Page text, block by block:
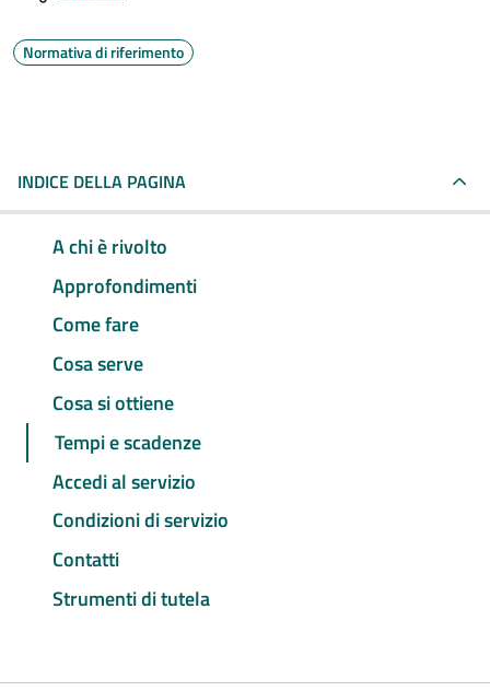
Normativa di riferimento
INDICE DELLA PAGINA
A chi è rivolto
Approfondimenti
Come fare
Cosa serve
Cosa si ottiene
Tempi e scadenze
Accedi al servizio
Condizioni di servizio
Contatti
Strumenti di tutela